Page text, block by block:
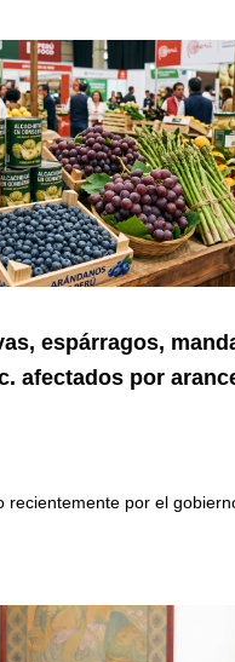
espárragos,
afectados por
recientemente por el